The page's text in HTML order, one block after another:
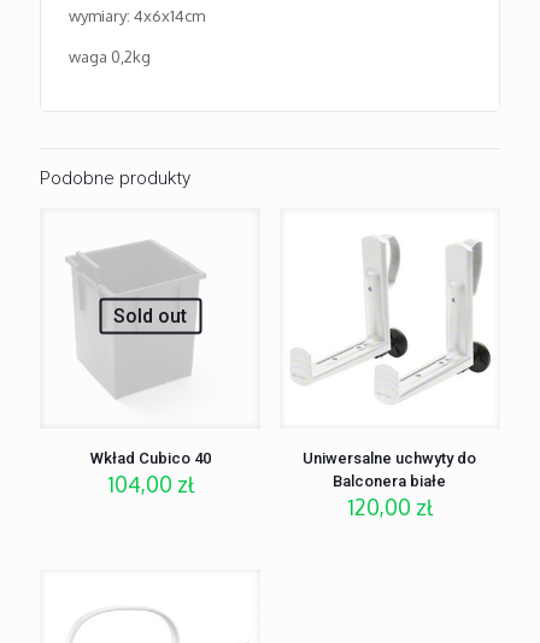
wymiary: 4x6x14cm
waga 0,2kg
Podobne produkty
Sold out
Wkład Cubico 40
104,00 zł
Uniwersalne uchwyty do
Balconera białe
120,00 zł